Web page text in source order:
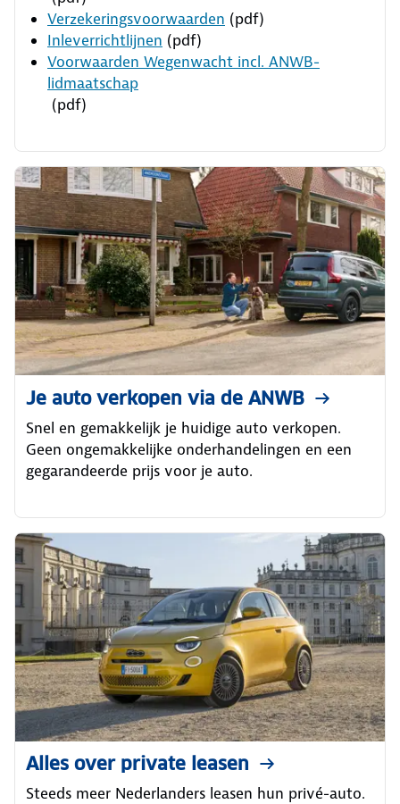
Verzekeringsvoorwaarden (pdf)
Inleverrichtlijnen (pdf)
Voorwaarden Wegenwacht incl. ANWB-
lidmaatschap
(pdf)
Je auto verkopen via de ANWB
Snel en gemakkelijk je huidige auto verkopen.
Geen ongemakkelijke onderhandelingen en een
gegarandeerde prijs voor je auto.
Alles over private leasen
Steeds meer Nederlanders leasen hun privé-auto.